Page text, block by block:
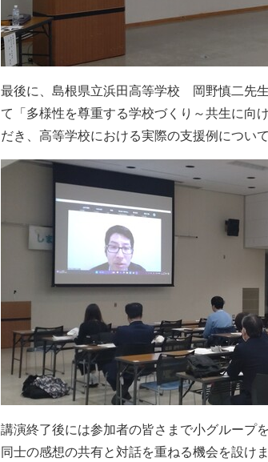
最後に、島根県立浜田高等学校 岡野慎二先
て「多様性を尊重する学校づくり～共生に向
だき、高等学校における実際の支援例につい
講演終了後には参加者の皆さまで小グループ
同士の感想の共有と対話を重ねる機会を設けま